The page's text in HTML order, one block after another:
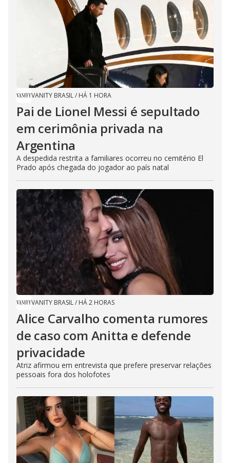
VANITY BRASIL/ HÁ 1 HORA
Pai de Lionel Messi é sepultado
em cerimônia privada na
Argentina
A despedida restrita a familiares ocorreu no cemitério El
Prado após chegada do jogador ao país natal
VANITY BRASIL/ HÁ 2 HORAS
Alice Carvalho comenta rumores
de caso com Anitta e defende
privacidade
Atriz afirmou em entrevista que prefere preservar relações
pessoais fora dos holofotes